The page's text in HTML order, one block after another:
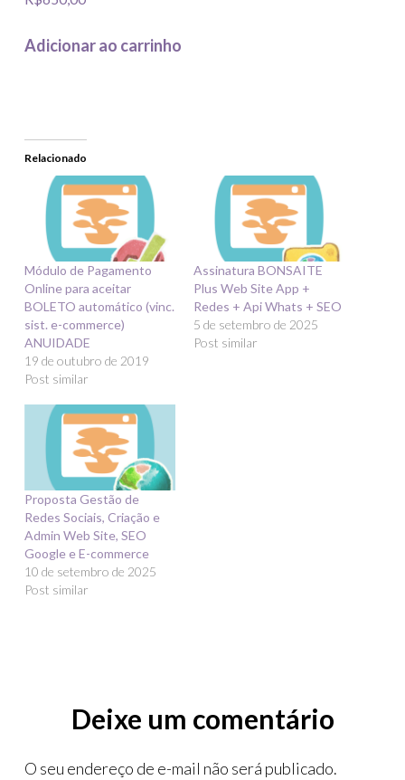
Adicionar ao carrinho
Relacionado
Módulo de Pagamento
Online para aceitar
BOLETO automático (vinc.
sist. e-commerce)
ANUIDADE
19 de outubro de 2019
Post similar
Assinatura BONSAITE
Plus Web Site App +
Redes + Api Whats + SEO
5 de setembro de 2025
Post similar
Proposta Gestão de
Redes Sociais, Criação e
Admin Web Site, SEO
Google e E-commerce
10 de setembro de 2025
Post similar
Deixe um comentário
O seu endereço de e-mail não será publicado.